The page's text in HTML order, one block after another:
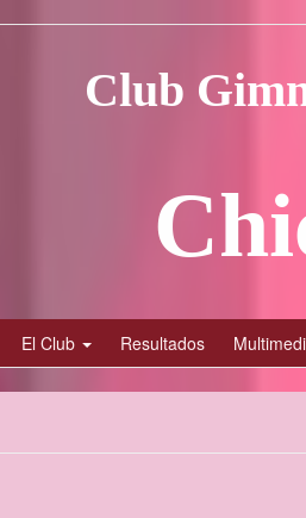
El Club Resultados